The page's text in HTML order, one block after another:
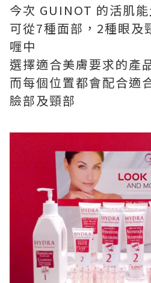
今次 GUINOT 的活肌
可從7種面部，2種眼及
喱中
選擇適合美膚要求的產
而每個位置都會配合適
臉部及頸部